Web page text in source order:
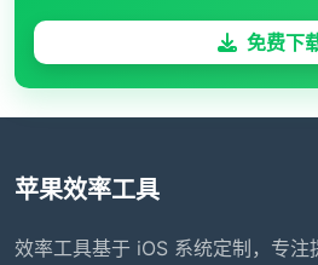
免费下
苹果效率工具
效率工具基于 iOS 系统定制，专